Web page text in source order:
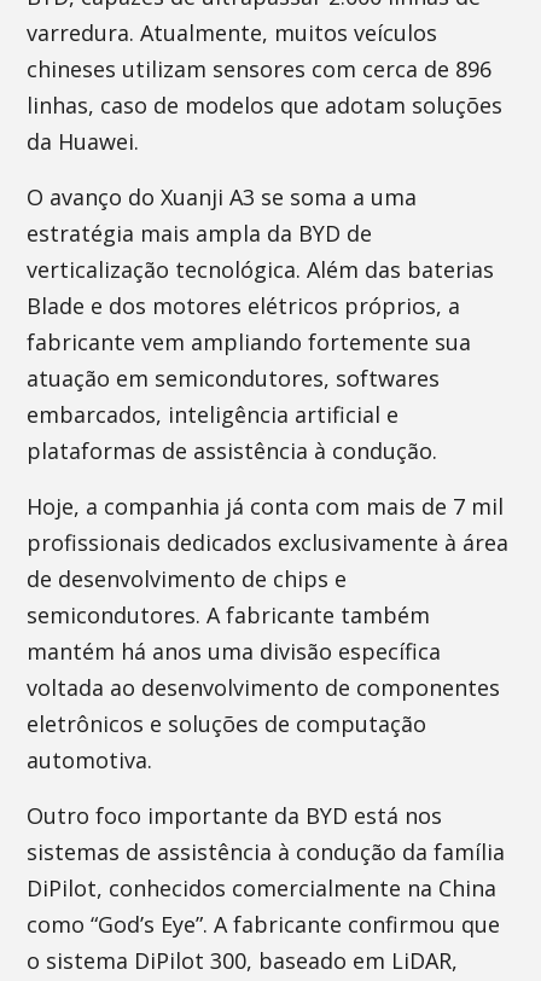
varredura. Atualmente, muitos veículos
chineses utilizam sensores com cerca de 896
linhas, caso de modelos que adotam soluções
da Huawei.
O avanço do Xuanji A3 se soma a uma
estratégia mais ampla da BYD de
verticalização tecnológica. Além das baterias
Blade e dos motores elétricos próprios, a
fabricante vem ampliando fortemente sua
atuação em semicondutores, softwares
embarcados, inteligência artificial e
plataformas de assistência à condução.
Hoje, a companhia já conta com mais de 7 mil
profissionais dedicados exclusivamente à área
de desenvolvimento de chips e
semicondutores. A fabricante também
mantém há anos uma divisão específica
voltada ao desenvolvimento de componentes
eletrônicos e soluções de computação
automotiva.
Outro foco importante da BYD está nos
sistemas de assistência à condução da família
DiPilot, conhecidos comercialmente na China
como “God’s Eye”. A fabricante confirmou que
o sistema DiPilot 300, baseado em LiDAR,